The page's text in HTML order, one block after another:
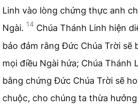
Linh vào lòng chứng thực anh
Ngài. 14 Chúa Thánh Linh hiện
bảo đảm rằng Đức Chúa Trời sẽ
mọi điều Ngài hứa; Chúa Thánh
bằng chứng Đức Chúa Trời sẽ
chuộc, cho chúng ta thừa